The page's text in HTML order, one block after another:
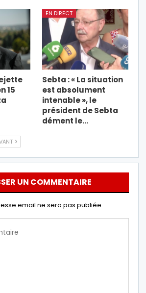
15
EN DIRECT
Sebta : « La situation
est absolument
intenable », le
président de Sebta
dément le…
UN COMMENTAIRE
email ne sera pas publiée.